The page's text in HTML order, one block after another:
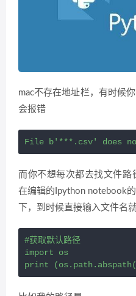
mac不存在地址栏，有时候
会报错
File b'***.csv' does
而你不想每次都去找文件
在编辑的Ipython notebook
下，到时候直接输入文件名
#获取默认路径
import os
print